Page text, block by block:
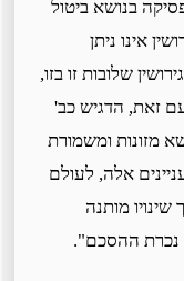
בנושא ביטול
אינו ניתן
שלובות זו בזו,
זאת, הדגיש כב'
מזונות ומשמורת
אלה, לעולם
מותנה
נכרת ההסכם".